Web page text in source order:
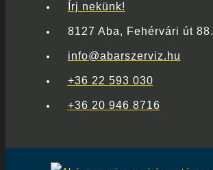
Írj nekünk!
8127 Aba, Fehérvári út 88.
info@abarszerviz.hu
+36 22 593 030
+36 20 946 8716